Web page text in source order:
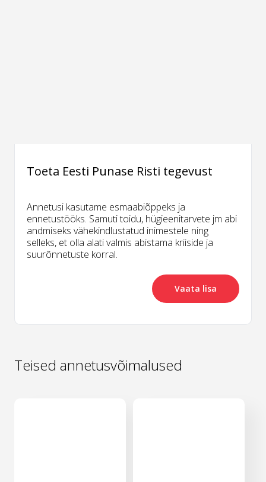
Toeta Eesti Punase Risti tegevust
Annetusi kasutame esmaabiõppeks ja
ennetustööks. Samuti toidu, hügieenitarvete jm abi
andmiseks vähekindlustatud inimestele ning
selleks, et olla alati valmis abistama kriiside ja
suurõnnetuste korral.
Vaata lisa
Teised annetusvõimalused